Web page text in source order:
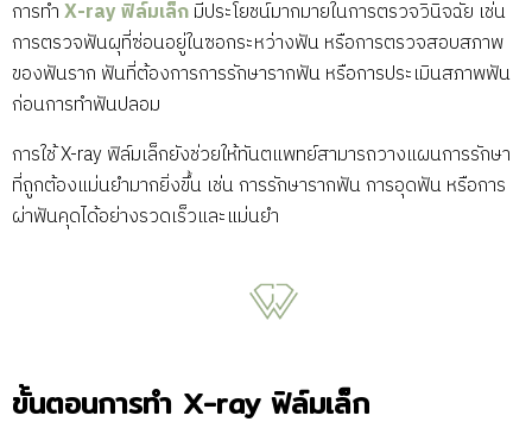
การทำX-ray ฟิล์มเล็กมีประโยชน์มากมายในการตรวจวินิจฉัย เช่น
การตรวจฟันผุที่ซ่อนอยู่ในซอกระหว่างฟัน หรือการตรวจสอบสภาพ
ของฟันราก ฟันที่ต้องการการรักษารากฟัน หรือการประเมินสภาพฟัน
ก่อนการทำฟันปลอม
การใช้ X-ray ฟิล์มเล็กยังช่วยให้ทันตแพทย์สามารถวางแผนการรักษา
ที่ถูกต้องแม่นยำมากยิ่งขึ้น เช่น การรักษารากฟัน การอุดฟัน หรือการ
ผ่าฟันคุดได้อย่างรวดเร็วและแม่นยำ
ขั้นตอนการทำ X-ray ฟิล์มเล็ก